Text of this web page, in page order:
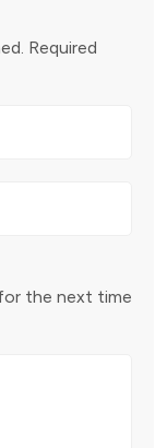
Required
the next time